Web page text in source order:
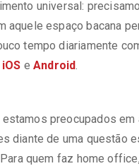
universal:
aquele espaço bacana
tempo diariamente
iOS e Android.
estamos preocupados
diante de uma questão
quem faz home